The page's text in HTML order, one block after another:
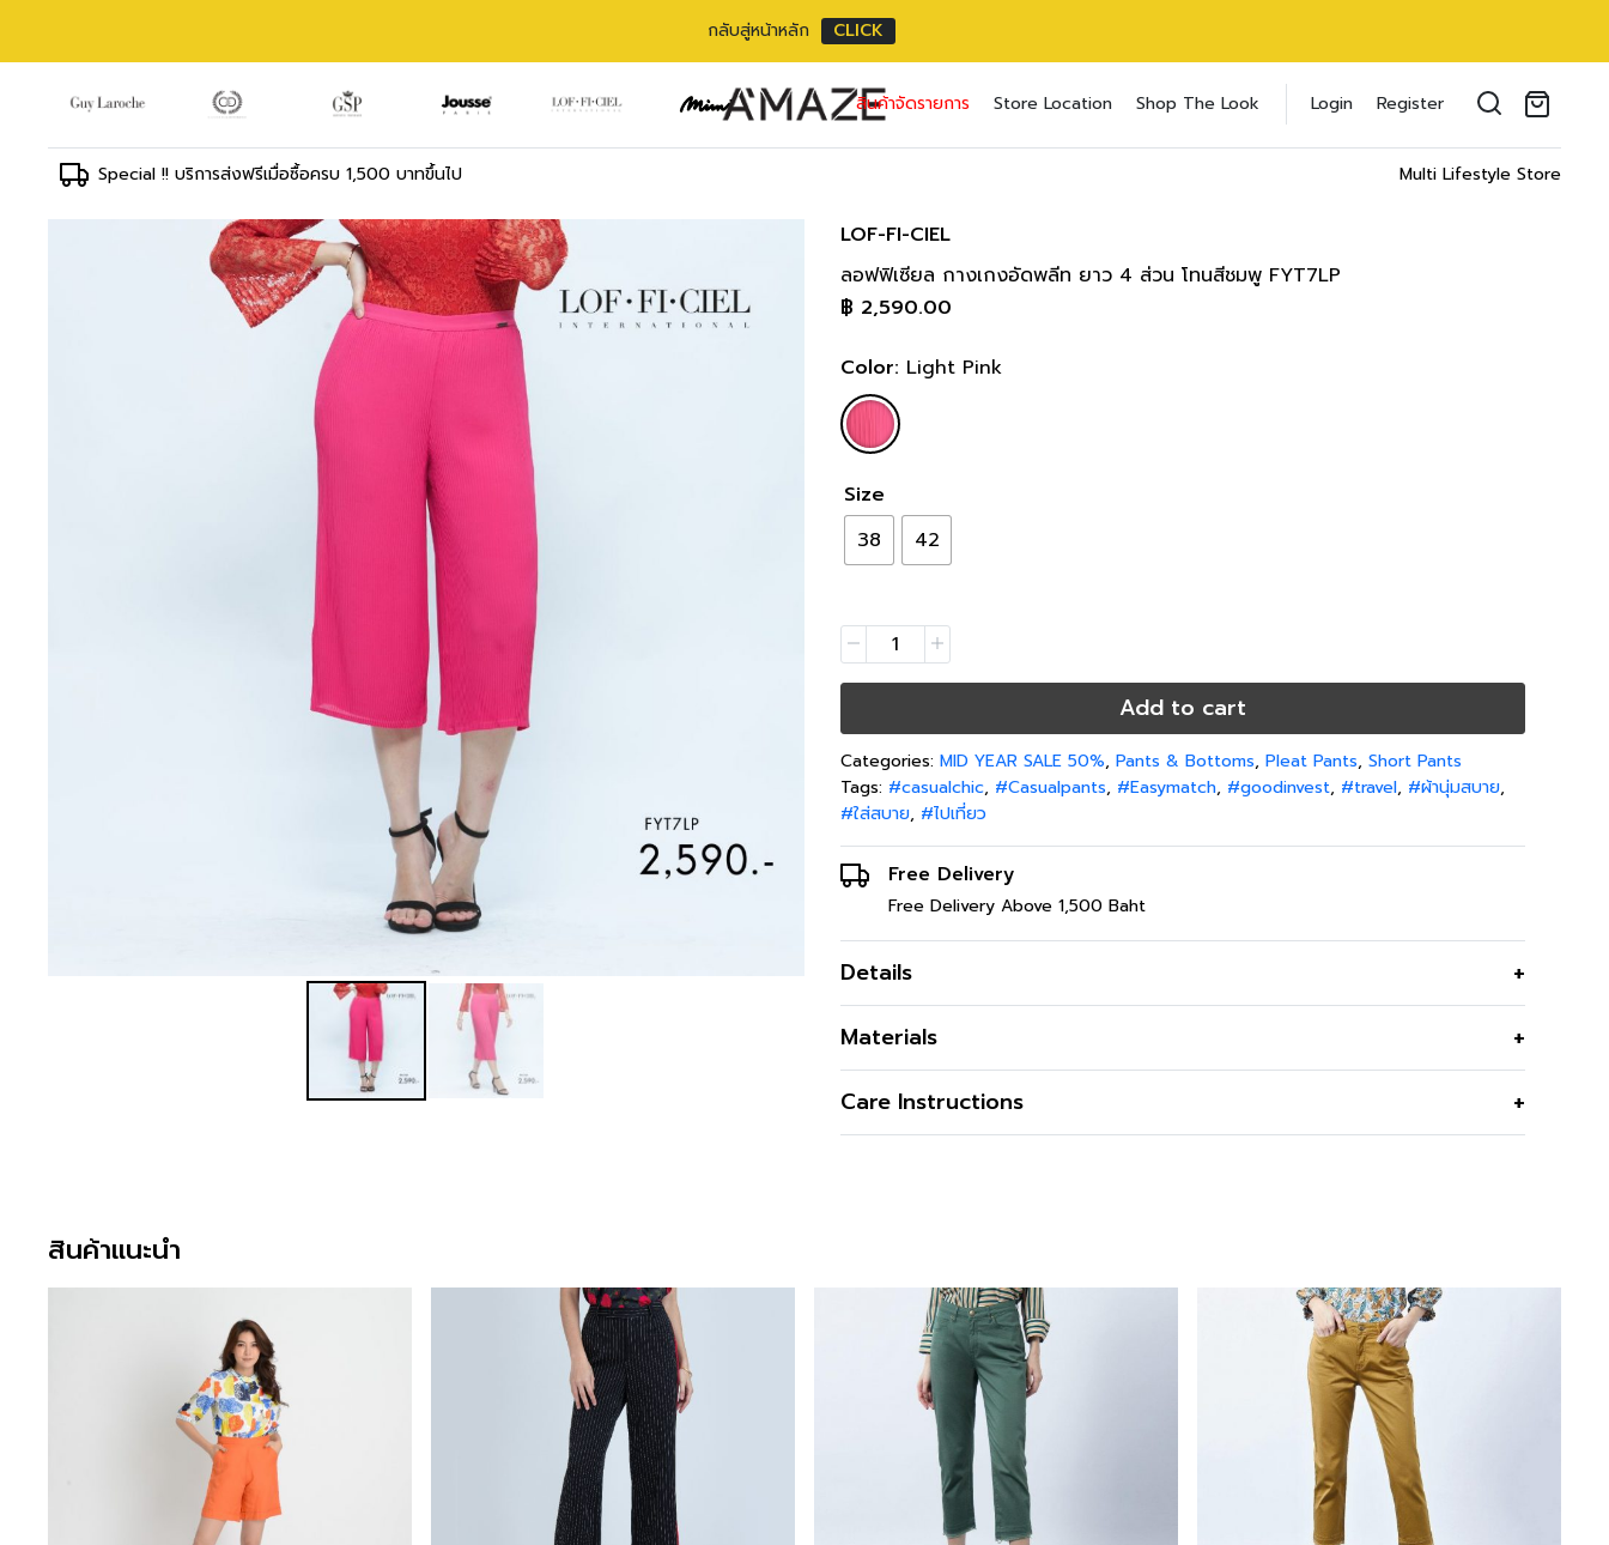
กลับสู่หน้าหลัก CLICK
สินค้าจัดรายการ Store Location Shop The Look Login Register
Special !! บริการส่งฟรีเมื่อซื้อครบ 1,500 บาทขึ้นไป Multi Lifestyle Store
LOF-FI-CIEL
ลอฟฟิเซียล กางเกงอัดพลีท ยาว 4 ส่วน โทนสีชมพู FYT7LP
฿ 2,590.00
Color: Light Pink
Size
38
42
Add to cart
Categories: MID YEAR SALE 50%, Pants & Bottoms, Pleat Pants, Short Pants
Tags: #casualchic, #Casualpants, #Easymatch, #goodinvest, #travel, #ผ้านุ่มสบาย,
#ใส่สบาย, #ไปเที่ยว
Free Delivery
Free Delivery Above 1,500 Baht
Details
Materials
สี
ความโปร่งใส
Care Instructions
การซักแห้ง
สินค้าแนะนำ
Remember me
Lost your password?
เราใช้ข้อมูลส่วนตัวของคุณเพื่อรองรับประสบการณ์การใช้งาน
เว็บไซต์, การจัดการบัญชี รวมถึงจุดประสงค์อื่นๆ ตาม